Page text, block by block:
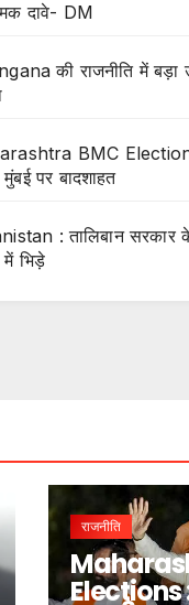
दावे- DM
की राजनीति में
BMC
पर बादशाहत
: तालिबान सरकार
भिड़े
राजनीति